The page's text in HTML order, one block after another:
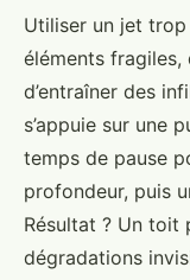
Utiliser un jet trop
éléments
d’entraîner des
s’appuie sur une
temps de pause
profondeur, puis
Résultat ? Un toit
dégradations